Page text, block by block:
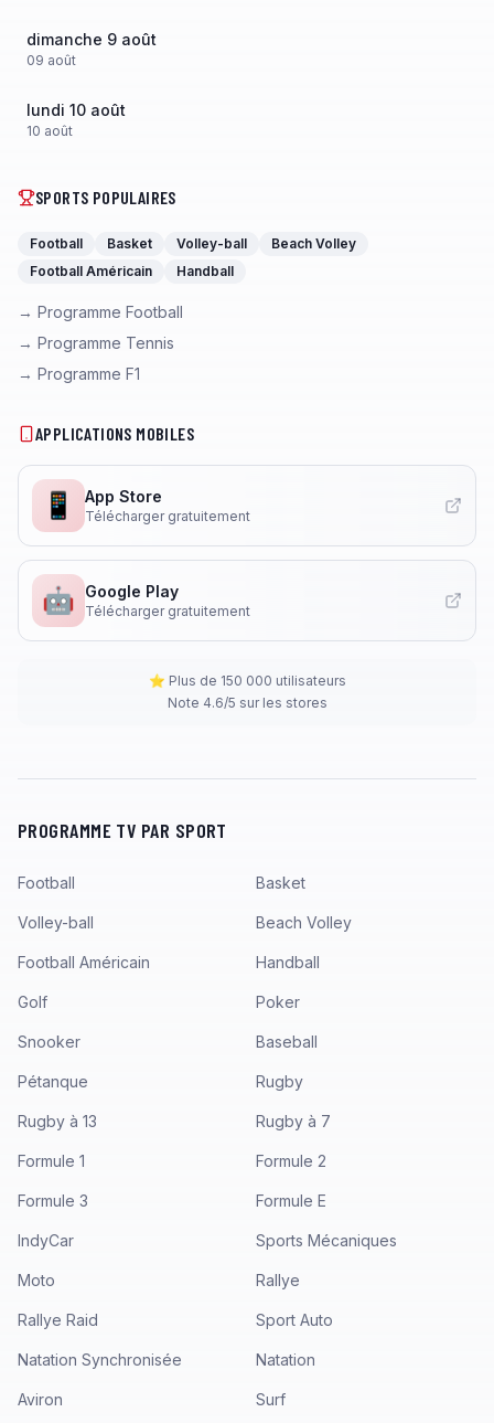
dimanche 9 août
09 août
lundi 10 août
10 août
SPORTS POPULAIRES
Football Basket Volley-ball
Beach Volley
Football Américain
Handball
→ Programme Football
→ Programme Tennis
→ Programme F1
APPLICATIONS MOBILES
📱 App Store
Télécharger gratuitement
🤖 Google Play
Télécharger gratuitement
⭐ Plus de 150 000 utilisateurs
Note 4.6/5 sur les stores
PROGRAMME TV PAR SPORT
Football Basket
Volley-ball Beach Volley
Football Américain Handball
Golf Poker
Snooker Baseball
Pétanque Rugby
Rugby à 13 Rugby à 7
Formule 1 Formule 2
Formule 3 Formule E
IndyCar Sports Mécaniques
Moto Rallye
Rallye Raid Sport Auto
Natation Synchronisée Natation
Aviron Surf